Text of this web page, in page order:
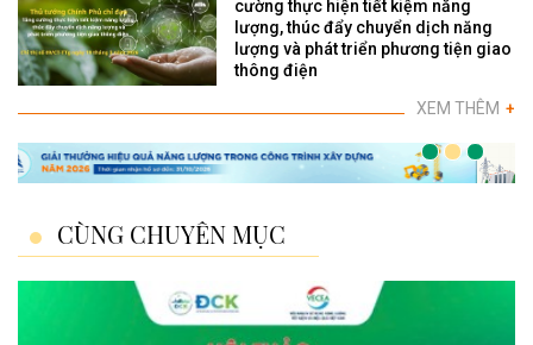
cường thực hiện tiết kiệm năng
lượng, thúc đẩy chuyển dịch năng
lượng và phát triển phương tiện giao
thông điện
XEM THÊM +
CÙNG CHUYÊN MỤC